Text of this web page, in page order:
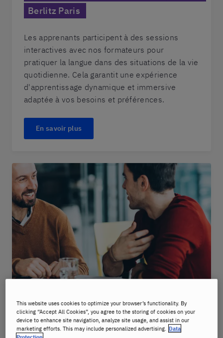
Berlitz Paris
Les apprenants participent à des sessions
interactives avec nos formateurs pour
pratiquer la langue dans des situations de la vie
quotidienne. Cela garantit une expérience
d'apprentissage dynamique et immersive
adaptée à vos besoins et préférences.
En savoir plus
Créez votre propre emploi du temps
Nous comprenons que la vie peut être bien
This website uses cookies to optimize your browser’s functionality. By
clicking “Accept All Cookies”, you agree to the storing of cookies on your
device to enhance site navigation, analyze site usage, and assist in our
marketing efforts. This may include personalized advertising. Data